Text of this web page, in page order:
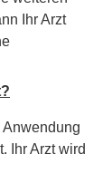
Ihr Arzt
Ihr Arzt wird